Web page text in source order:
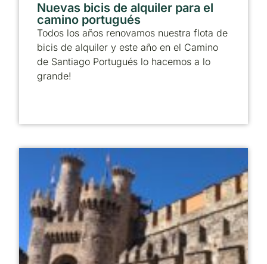
Nuevas bicis de alquiler para el
camino portugués
Todos los años renovamos nuestra flota de
bicis de alquiler y este año en el Camino
de Santiago Portugués lo hacemos a lo
grande!